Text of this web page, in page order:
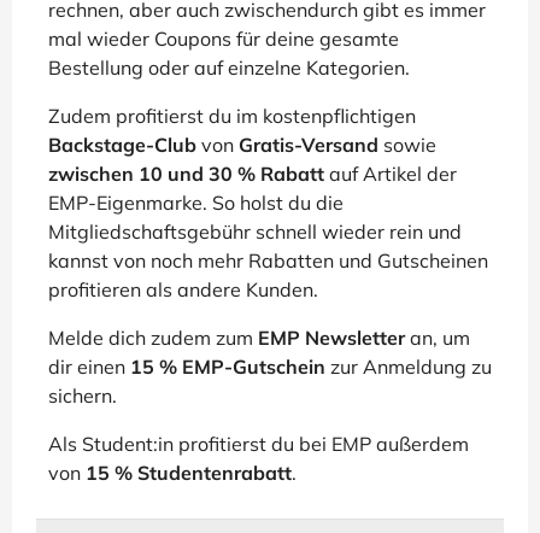
rechnen, aber auch zwischendurch gibt es immer
mal wieder Coupons für deine gesamte
Bestellung oder auf einzelne Kategorien.
Zudem profitierst du im kostenpflichtigen
Backstage-Club von Gratis-Versand sowie
zwischen 10 und 30 % Rabatt auf Artikel der
EMP-Eigenmarke. So holst du die
Mitgliedschaftsgebühr schnell wieder rein und
kannst von noch mehr Rabatten und Gutscheinen
profitieren als andere Kunden.
Melde dich zudem zum EMP Newsletteran, um
dir einen 15 % EMP-Gutschein zur Anmeldung zu
sichern.
Als Student:in profitierst du bei EMP außerdem
von 15 % Studentenrabatt.